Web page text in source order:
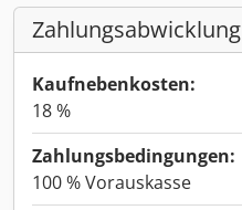
Zahlungsabwicklung
Kaufnebenkosten:
18 %
Zahlungsbedingungen:
100 % Vorauskasse